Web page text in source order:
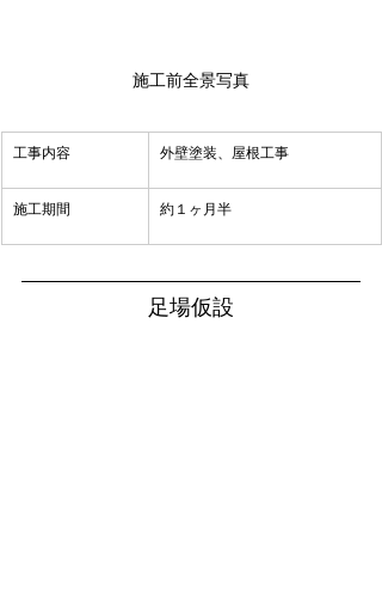
施工前全景写真
​工事内容 外壁塗装、屋根工事
​施工期間 約１ヶ月半
足場仮設